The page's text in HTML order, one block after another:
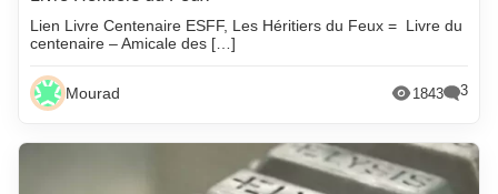
Lien Livre Centenaire ESFF, Les Héritiers du Feux = Livre du
centenaire – Amicale des […]
Mourad 1843 3